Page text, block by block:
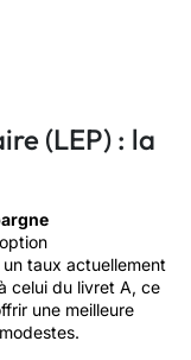
(LEP) : la
taux actuellement
celui du livret A, ce
une meilleure